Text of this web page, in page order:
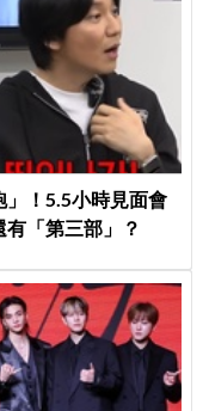
！5.5小時見面會
「第三部」？